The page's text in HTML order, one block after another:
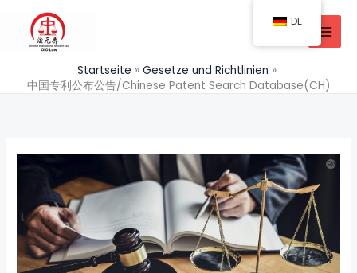
springen
Startseite
Gesetze und Richtlinien
中国专利公布公告/Chinese Patent Search Database(CH)
DE